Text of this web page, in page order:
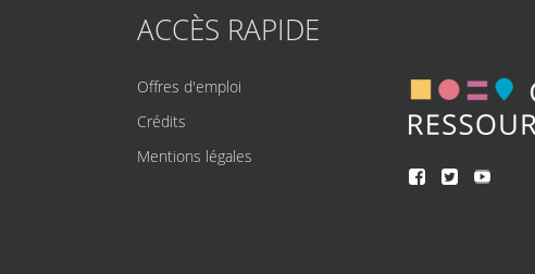
ACCÈS RAPIDE
Offres d'emploi
Crédits
Mentions légales